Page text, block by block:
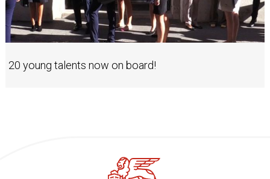
20 young talents now on board!